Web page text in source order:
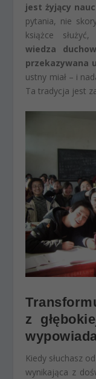
jest żyjący
pytania, nie
książce
wiedza
przekazywana
ustny miał – i
Ta tradycja jest
z
Kiedy słuchasz
wynikająca z